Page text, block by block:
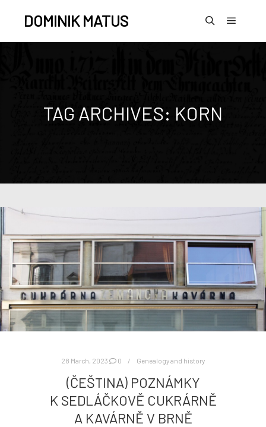
DOMINIK MATUS
TAG ARCHIVES: KORN
28 March, 2023 0 Genealogy and history
(ČEŠTINA) POZNÁMKY
K SEDLÁČKOVĚ CUKRÁRNĚ
A KAVÁRNĚ V BRNĚ